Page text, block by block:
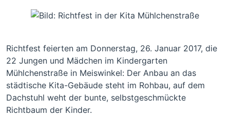
Richtfest feierten am Donnerstag, 26. Januar 2017, die
22 Jungen und Mädchen im Kindergarten
Mühlchenstraße in Meiswinkel: Der Anbau an das
städtische Kita-Gebäude steht im Rohbau, auf dem
Dachstuhl weht der bunte, selbstgeschmückte
Richtbaum der Kinder.